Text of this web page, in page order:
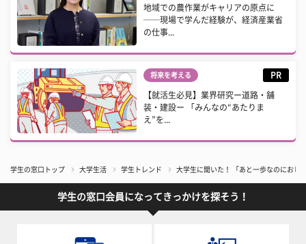
地域での農作業がキャリアの原点に
──現場で学んだ経験が、経済産業省
の仕事...
将来を考える PR
【就活生必見】業界研究ー道路・舗
装・建設ー 「みんなの“あたりま
え”を...
学生の窓口トップ 大学生活 学生トレンド 大学生に聞いた！ 「あと一歩なのにおし
学生の窓口会員になってきっかけを探そう！